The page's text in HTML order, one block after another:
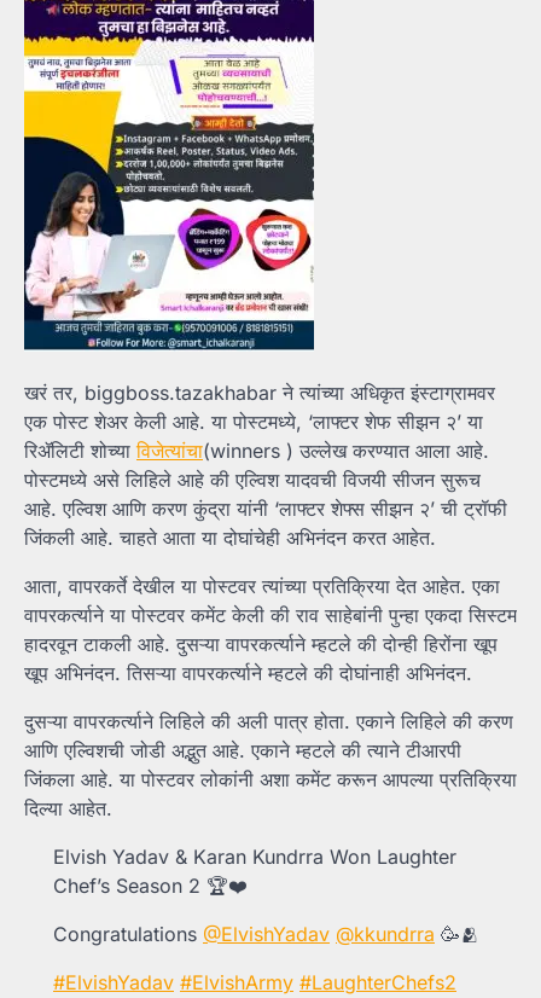
खरं तर, biggboss.tazakhabar ने त्यांच्या अधिकृत इंस्टाग्रामवर
एक पोस्ट शेअर केली आहे. या पोस्टमध्ये, ‘लाफ्टर शेफ सीझन २’ या
रिॲलिटी शोच्याविजेत्यांचा(winners ) उल्लेख करण्यात आला आहे.
पोस्टमध्ये असे लिहिले आहे की एल्विश यादवची विजयी सीजन सुरूच
आहे. एल्विश आणि करण कुंद्रा यांनी ‘लाफ्टर शेफ्स सीझन २’ ची ट्रॉफी
जिंकली आहे. चाहते आता या दोघांचेही अभिनंदन करत आहेत.
आता, वापरकर्ते देखील या पोस्टवर त्यांच्या प्रतिक्रिया देत आहेत. एका
वापरकर्त्याने या पोस्टवर कमेंट केली की राव साहेबांनी पुन्हा एकदा सिस्टम
हादरवून टाकली आहे. दुसऱ्या वापरकर्त्याने म्हटले की दोन्ही हिरोंना खूप
खूप अभिनंदन. तिसऱ्या वापरकर्त्याने म्हटले की दोघांनाही अभिनंदन.
दुसऱ्या वापरकर्त्याने लिहिले की अली पात्र होता. एकाने लिहिले की करण
आणि एल्विशची जोडी अद्भुत आहे. एकाने म्हटले की त्याने टीआरपी
जिंकला आहे. या पोस्टवर लोकांनी अशा कमेंट करून आपल्या प्रतिक्रिया
दिल्या आहेत.
Elvish Yadav & Karan Kundrra Won Laughter
Chef’s Season 2 🏆❤️
Congratulations @ElvishYadav @kkundrra 🥳🫂
#ElvishYadav #ElvishArmy #LaughterChefs2